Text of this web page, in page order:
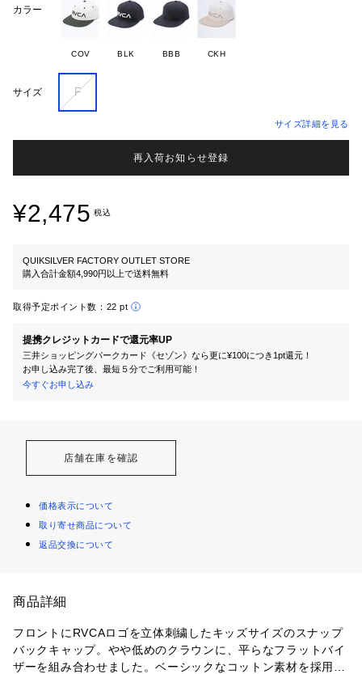
カラー
COV BLK BBB CKH
サイズ F
サイズ詳細を見る
再入荷お知らせ登録
¥2,475 税込
QUIKSILVER FACTORY OUTLET STORE
購入合計金額4,990円以上で送料無料
取得予定ポイント数： 22 pt
提携クレジットカードで還元率UP
三井ショッピングパークカード《セゾン》なら更に¥100につき1pt還元！
お申し込み完了後、最短５分でご利用可能！
今すぐお申し込み
店舗在庫を確認
価格表示について
取り寄せ商品について
返品交換について
商品詳細
フロントにRVCAロゴを立体刺繍したキッズサイズのスナップ
バックキャップ。やや低めのクラウンに、平らなフラットバイ
ザーを組み合わせました。ベーシックなコットン素材を採用。